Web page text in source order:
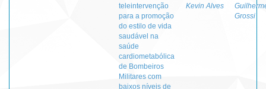
teleintervenção
para a promoção
do estilo de vida
saudável na
saúde
cardiometabólica
de Bombeiros
Militares com
baixos níveis de
Kevin Alves
Grossi